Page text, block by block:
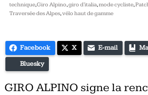
technique,Giro Alpino,giro d'italia,mode cycliste,
Traversée des Alpes,vélo haut de gamme
Facebook X E-mail
Bluesky
GIRO ALPINO signe la